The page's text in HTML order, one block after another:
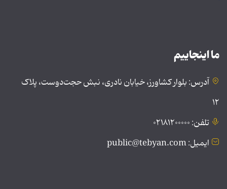
ما اینجاییم
آدرس: بلوار کشاورز، خیابان نادری، نبش حجت‌دوست، پلاک
۱۲
تلفن: ۰۲۱۸۱۲۰۰۰۰۰
ایمیل: public@tebyan.com